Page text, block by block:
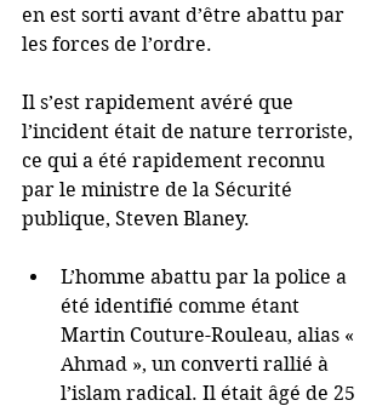
en est sorti avant d’être abattu par
les forces de l’ordre.
Il s’est rapidement avéré que
l’incident était de nature terroriste,
ce qui a été rapidement reconnu
par le ministre de la Sécurité
publique, Steven Blaney.
L’homme abattu par la police a
été identifié comme étant
Martin Couture-Rouleau, alias «
Ahmad », un converti rallié à
l’islam radical. Il était âgé de 25